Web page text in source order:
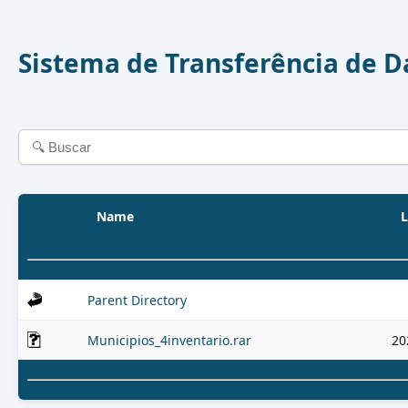
Sistema de Transferência de
Name
Parent Directory
Municipios_4inventario.rar